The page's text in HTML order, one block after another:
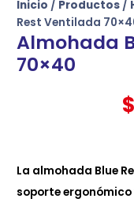
Inicio / Productos /
Rest Ventilada
Almohada
70×40
$
La almohada Blue
soporte